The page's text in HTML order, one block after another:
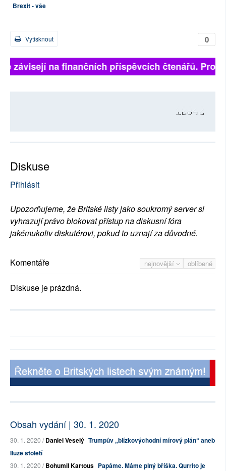
Brexit - vše
0
Vytisknout
závisejí na finančních příspěvcích čtenářů.
12842
Diskuse
Přihlásit
Upozorňujeme, že Britské listy jako soukromý server si
vyhrazují právo blokovat přístup na diskusní fóra
jakémukoliv diskutérovi, pokud to uznají za důvodné.
nejnovější oblíbené
Komentáře
Diskuse je prázdná.
Obsah vydání | 30. 1. 2020
30. 1. 2020 /Daniel Veselý Trumpův „blízkovýchodní mírový plán“ aneb
Iluze století
30. 1. 2020 /Bohumil Kartous Papáme. Máme plný bříška. Qurrito je